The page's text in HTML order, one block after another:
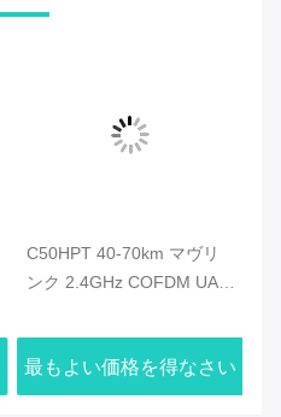
C50HPT 40-70km マヴリ
ンク 2.4GHz COFDM UAV
長距離 UP/Downlink
最もよい価格を得なさい